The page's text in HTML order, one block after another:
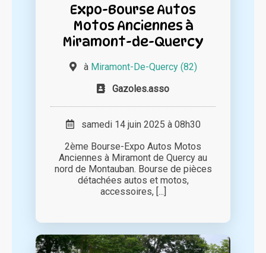
Expo-Bourse Autos
Motos Anciennes à
Miramont-de-Quercy
à Miramont-De-Quercy (82)
Gazoles.asso
samedi 14 juin 2025 à 08h30
2ème Bourse-Expo Autos Motos
Anciennes à Miramont de Quercy au
nord de Montauban. Bourse de pièces
détachées autos et motos,
accessoires, [...]